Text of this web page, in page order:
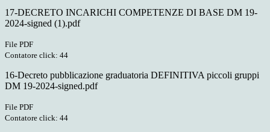
17-DECRETO INCARICHI COMPETENZE DI BASE DM 19-
2024-signed (1).pdf
File PDF
Contatore click: 44
16-Decreto pubblicazione graduatoria DEFINITIVA piccoli gruppi
DM 19-2024-signed.pdf
File PDF
Contatore click: 44